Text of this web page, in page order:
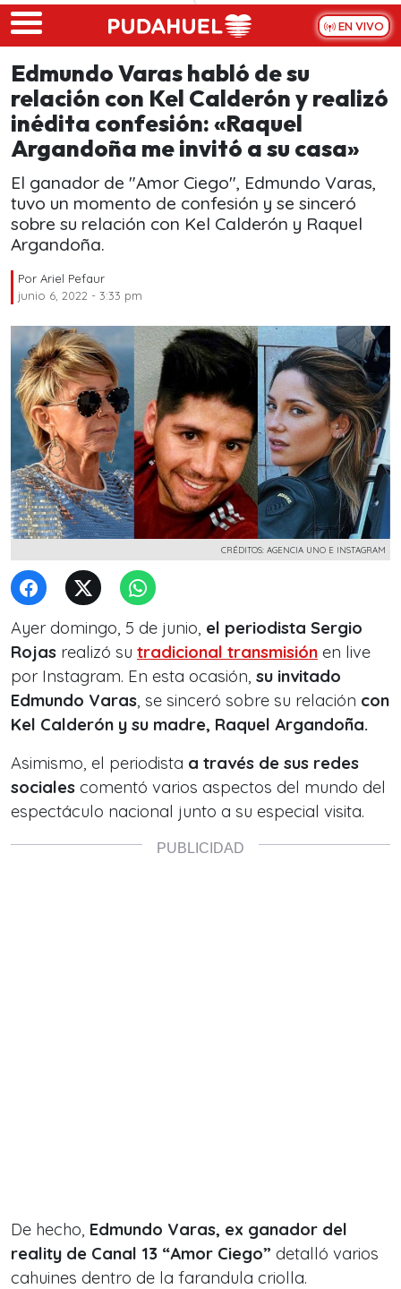
Skip to main content
EN VIVO
Edmundo Varas habló de su
relación con Kel Calderón y realizó
inédita confesión: «Raquel
Argandoña me invitó a su casa»
El ganador de "Amor Ciego", Edmundo Varas,
tuvo un momento de confesión y se sinceró
sobre su relación con Kel Calderón y Raquel
Argandoña.
Por Ariel Pefaur
junio 6, 2022 - 3:33 pm
CRÉDITOS: AGENCIA UNO E INSTAGRAM
Ayer domingo, 5 de junio, el periodista Sergio
Rojas realizó su tradicional transmisión en live
por Instagram. En esta ocasión, su invitado
Edmundo Varas, se sinceró sobre su relación con
Kel Calderón y su madre, Raquel Argandoña.
Asimismo, el periodista a través de sus redes
sociales comentó varios aspectos del mundo del
espectáculo nacional junto a su especial visita.
De hecho, Edmundo Varas, ex ganador del
reality de Canal 13 “Amor Ciego” detalló varios
cahuines dentro de la farandula criolla.